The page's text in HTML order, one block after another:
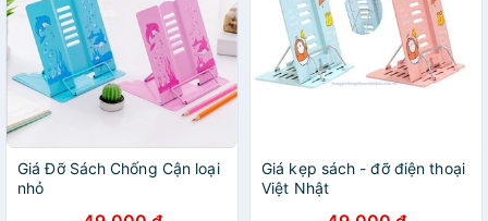
Giá Đỡ Sách Chống Cận loại
nhỏ
Giá kẹp sách - đỡ điện thoại
Việt Nhật